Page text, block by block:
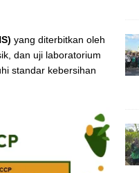
yang diterbitkan oleh
dan uji laboratorium
standar kebersihan